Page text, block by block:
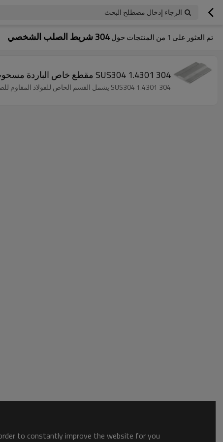
الرجاء إدخال مصطلح البحث
تم العثور على 1 من المنتجات حول304 شريط الصلب الشخصي
304 1.4301 SUS304 مقطع خاص الباردة مسحوب شريط الفولاذ المقاوم للصدأ لدليل الخطي
304 1.4301 SUS304 يشمل القسم الخاص للفولاذ المقاوم للصدأ المسحوب على البارد أجزاء المضخة وسيقان الصمامات وقضبان التوجيه الخطي
to constantly improve the website for you.